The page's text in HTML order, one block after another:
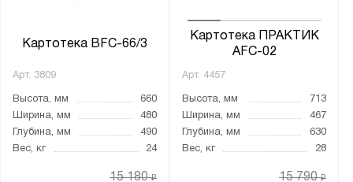
Картотека BFC-66/3
Арт. 3809
Высота, мм
660
Ширина, мм
480
Глубина, мм
490
Вес, кг
24
15 180₽
Картотека ПРАКТИК
AFC-02
Арт. 4457
Высота, мм
713
Ширина, мм
467
Глубина, мм
630
Вес, кг
28
15 790₽